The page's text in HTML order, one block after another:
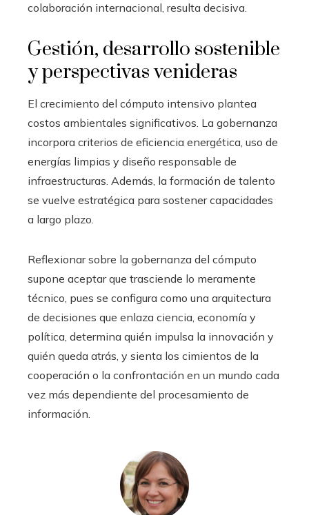
colaboración internacional, resulta decisiva.
Gestión, desarrollo sostenible
y perspectivas venideras
El crecimiento del cómputo intensivo plantea
costos ambientales significativos. La gobernanza
incorpora criterios de eficiencia energética, uso de
energías limpias y diseño responsable de
infraestructuras. Además, la formación de talento
se vuelve estratégica para sostener capacidades
a largo plazo.
Reflexionar sobre la gobernanza del cómputo
supone aceptar que trasciende lo meramente
técnico, pues se configura como una arquitectura
de decisiones que enlaza ciencia, economía y
política, determina quién impulsa la innovación y
quién queda atrás, y sienta los cimientos de la
cooperación o la confrontación en un mundo cada
vez más dependiente del procesamiento de
información.